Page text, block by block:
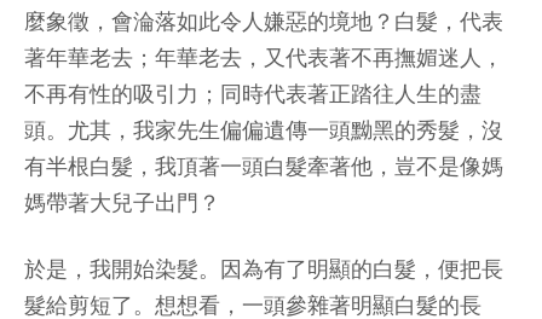
麼象徵，會淪落如此令人嫌惡的境地？白髮，代表
著年華老去；年華老去，又代表著不再撫媚迷人，
不再有性的吸引力；同時代表著正踏往人生的盡
頭。尤其，我家先生偏偏遺傳一頭黝黑的秀髮，沒
有半根白髮，我頂著一頭白髮牽著他，豈不是像媽
媽帶著大兒子出門？
於是，我開始染髮。因為有了明顯的白髮，便把長
髮給剪短了。想想看，一頭參雜著明顯白髮的長